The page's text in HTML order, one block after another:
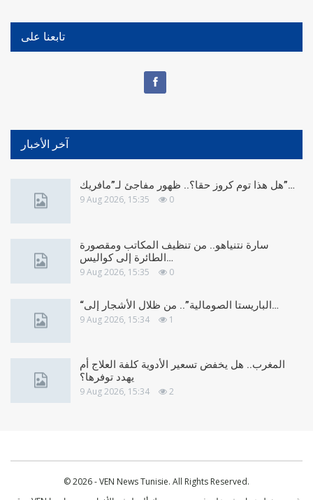
تابعنا على
آخر الأخبار
هل هذا توم كروز حقا؟.. ظهور مفاجئ لـ”مافريك”…
9 Aug 2026, 15:35 0
سارة نتنياهو.. من تنظيف المكاتب ومقصورة
الطائرة إلى كواليس…
9 Aug 2026, 15:35 0
“الباريستا الصومالية”.. من ظلال الأشجار إلى…
9 Aug 2026, 15:34 1
المغرب.. هل يخفض تسعير الأدوية كلفة العلاج أم
يهدد توفرها؟
9 Aug 2026, 15:34 2
© 2026 - VEN News Tunisie. All Rights Reserved.